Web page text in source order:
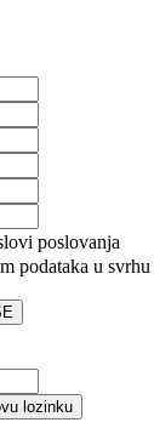
poslovanja
podataka u
lozinku